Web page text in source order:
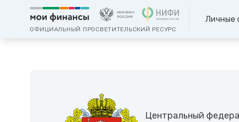
ОФИЦИАЛЬНЫЙ ПРОСВЕТИТЕЛЬСКИЙ РЕСУРС
Личные
Центральный